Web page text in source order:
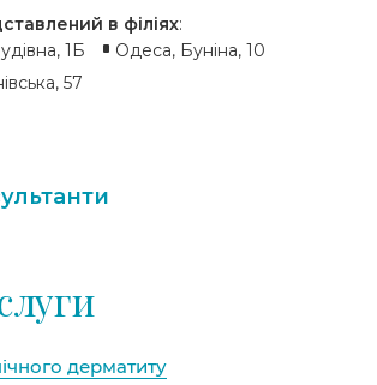
в філіях:
1Б
Одеса, Буніна, 10
57
дерматиту